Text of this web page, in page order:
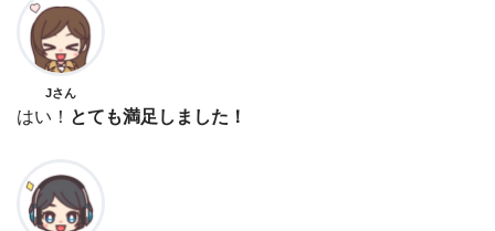
Jさん
はい！ とても満足しました！